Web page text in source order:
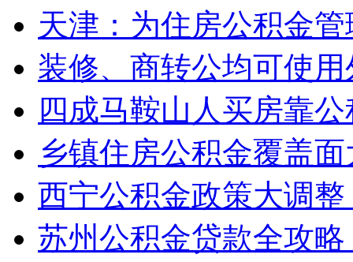
天津：为住房公积金
装修、商转公均可使
四成马鞍山人买房靠
乡镇住房公积金覆盖
西宁公积金政策大调
苏州公积金贷款全攻